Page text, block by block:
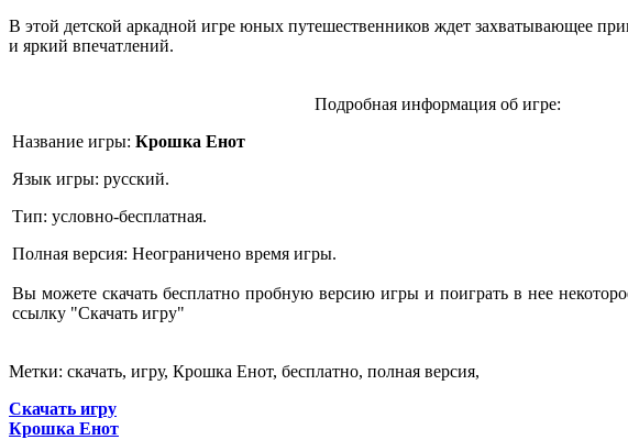
В этой детской аркадной игре юных путешественников ждет захватывающее
и яркий впечатлений.
Подробная информация об игре:
Название игры: Крошка Енот
Язык игры: русский.
Тип: условно-бесплатная.
Полная версия: Неограничено время игры.
Вы можете скачать бесплатно пробную версию игры и поиграть в нее
ссылку "Скачать игру"
Метки: скачать, игру, Крошка Енот, бесплатно, полная версия,
Скачать игру
Крошка Енот